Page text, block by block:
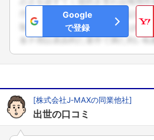
Google
で登録
[株式会社J‐MAXの同業他社]
出世の口コミ